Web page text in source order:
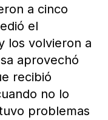
a cinco
el
los volvieron a
aprovechó
recibió
no lo
problemas